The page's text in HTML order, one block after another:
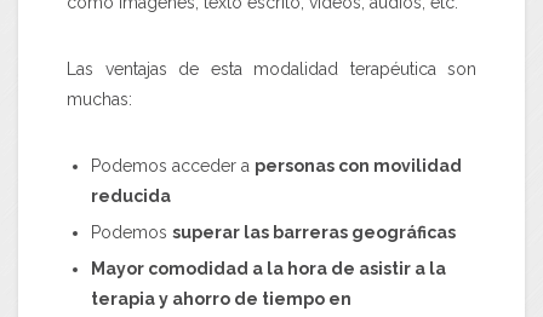
Las ventajas de esta modalidad terapéutica son
muchas:
Podemos acceder a personas con movilidad
reducida
Podemos superar las barreras geográficas
Mayor comodidad a la hora de asistir a la
terapia y ahorro de tiempo en